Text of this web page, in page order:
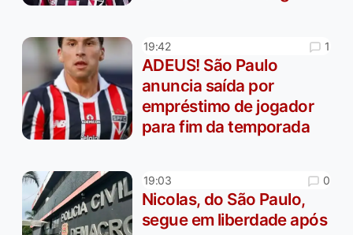
19:42 1
ADEUS! São Paulo
anuncia saída por
empréstimo de jogador
para fim da temporada
19:03 0
Nicolas, do São Paulo,
segue em liberdade após